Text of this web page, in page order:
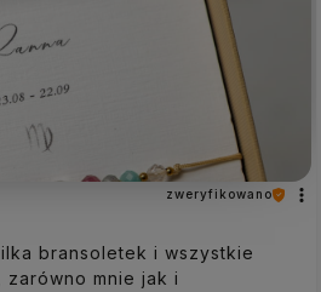
zweryfikowano
bransoletek i wszystkie
zarówno mnie jak i